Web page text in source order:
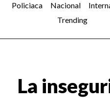
Policiaca
Nacional
Trending
La